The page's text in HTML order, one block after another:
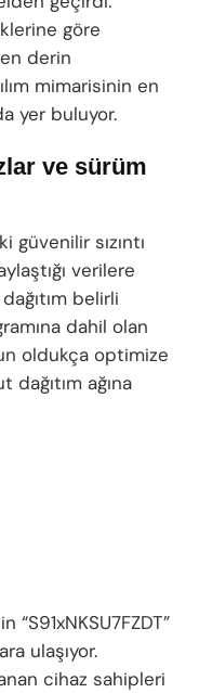
göre
derin
mimarisinin en
yer buluyor.
ve sürüm
güvenilir sızıntı
verilere
belirli
dahil olan
oldukça optimize
ağına
ulaşıyor.
cihaz sahipleri